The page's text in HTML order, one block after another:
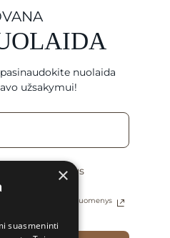
nuolaida
užsakymui!
ir specialius
tvarkomi Jūsų duomenys
×
suasmeninti